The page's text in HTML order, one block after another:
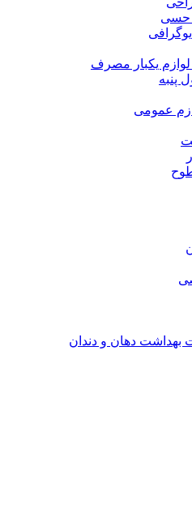
حسی
لوازم یکبار مصرف
پنبه
عمومی
بهداشت دهان و دندان